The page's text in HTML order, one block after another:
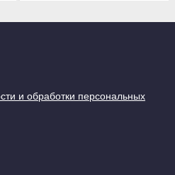
и обработки персональных